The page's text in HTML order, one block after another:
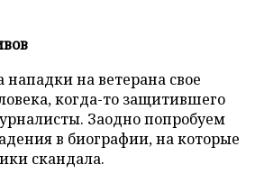
нападки на ветерана свое
когда-то защитившего
Заодно попробуем
в биографии, на которые
скандала.